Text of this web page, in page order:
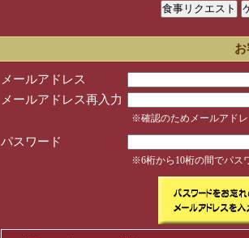
メールアドレス
メールアドレス再入力
※確認のためメールアド
パスワード
※6桁から10桁の間でパス